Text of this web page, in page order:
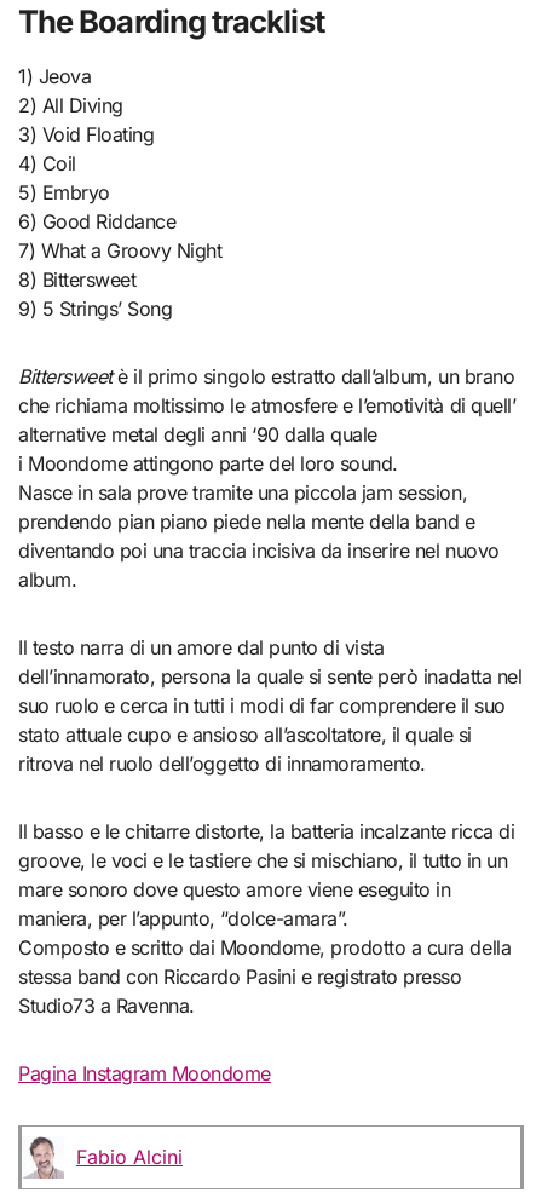
The Boarding tracklist
1) Jeova
2) All Diving
3) Void Floating
4) Coil
5) Embryo
6) Good Riddance
7) What a Groovy Night
8) Bittersweet
9) 5 Strings’ Song
Bittersweetè il primo singolo estratto dall’album, un brano
che richiama moltissimo le atmosfere e l’emotività di quell’
alternative metal degli anni ‘90 dalla quale
i Moondome attingono parte del loro sound.
Nasce in sala prove tramite una piccola jam session,
prendendo pian piano piede nella mente della band e
diventando poi una traccia incisiva da inserire nel nuovo
album.
Il testo narra di un amore dal punto di vista
dell’innamorato, persona la quale si sente però inadatta nel
suo ruolo e cerca in tutti i modi di far comprendere il suo
stato attuale cupo e ansioso all’ascoltatore, il quale si
ritrova nel ruolo dell’oggetto di innamoramento.
Il basso e le chitarre distorte, la batteria incalzante ricca di
groove, le voci e le tastiere che si mischiano, il tutto in un
mare sonoro dove questo amore viene eseguito in
maniera, per l’appunto, “dolce-amara”.
Composto e scritto dai Moondome, prodotto a cura della
stessa band con Riccardo Pasini e registrato presso
Studio73 a Ravenna.
Pagina Instagram Moondome
Fabio Alcini